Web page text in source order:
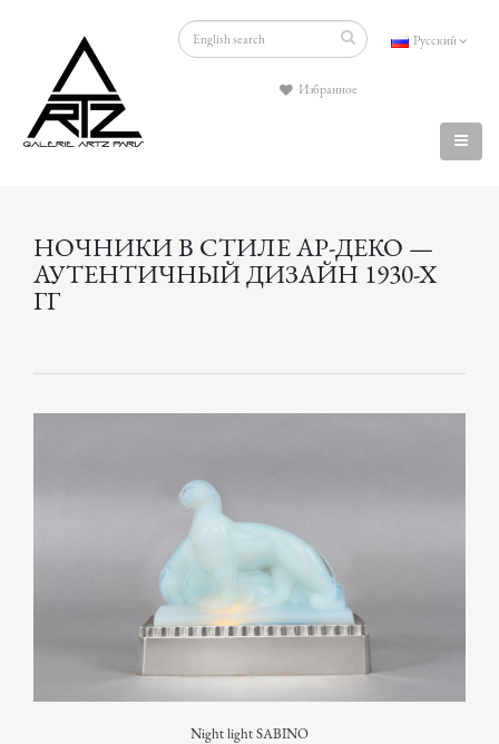
Русский
Избранное
НОЧНИКИ В СТИЛЕ АР-ДЕКО —
АУТЕНТИЧНЫЙ ДИЗАЙН 1930-Х
ГГ
Night light SABINO